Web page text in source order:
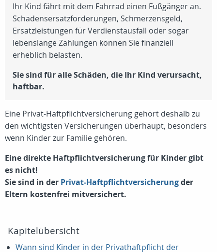
Ihr Kind fährt mit dem Fahrrad einen Fußgänger an.
Schadensersatzforderungen, Schmerzensgeld,
Ersatzleistungen für Verdienstausfall oder sogar
lebenslange Zahlungen können Sie finanziell
erheblich belasten.
Sie sind für alle Schäden, die Ihr Kind verursacht,
haftbar.
Eine Privat-Haftpflichtversicherung gehört deshalb zu
den wichtigsten Versicherungen überhaupt, besonders
wenn Kinder zur Familie gehören.
Eine direkte Haftpflichtversicherung für Kinder gibt
es nicht!
Sie sind in der Privat-Haftpflichtversicherungder
Eltern kostenfrei mitversichert.
Kapitelübersicht
Wann sind Kinder in der Privathaftpflicht der